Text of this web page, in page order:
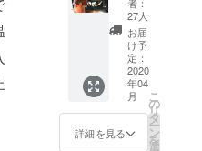
をご提
供。写
真は、
デザイ
ン前の
サンプ
ル写真
です。
chouett
eのコー
者：
27人
お届
け予
定：
2020
年04
月
詳細を見る
こ
の
リ
タ
ー
ン
を
選